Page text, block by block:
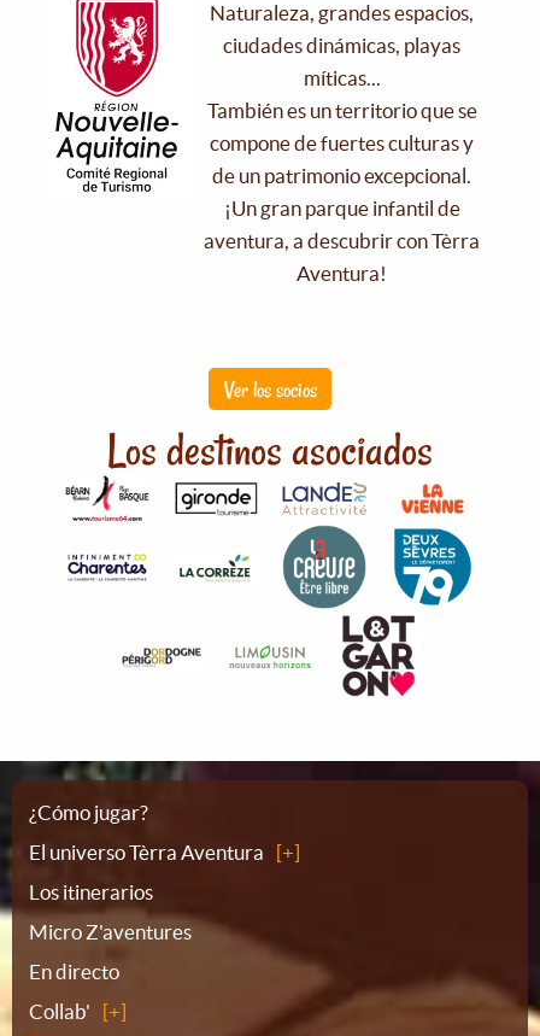
Naturaleza, grandes espacios,
ciudades dinámicas, playas
míticas...
También es un territorio que se
compone de fuertes culturas y
de un patrimonio excepcional.
¡Un gran parque infantil de
aventura, a descubrir con Tèrra
Aventura!
Ver los socios
Los destinos asociados
Plano
del
sitio
¿Cómo jugar?
El universo Tèrra Aventura
Los itinerarios
Micro Z'aventures
En directo
Collab'